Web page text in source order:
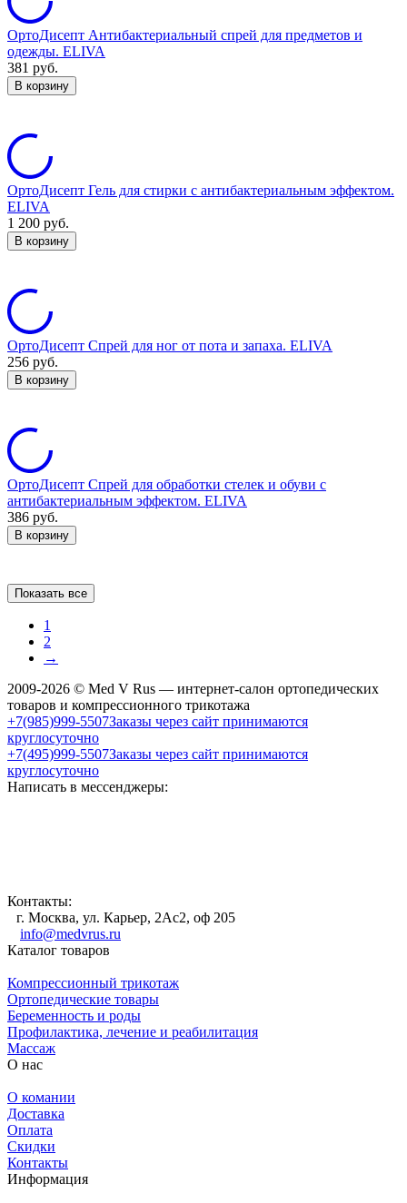
ОртоДисепт Антибактериальный спрей для предметов и
одежды. ELIVA
381 руб.
В корзину
ОртоДисепт Гель для стирки с антибактериальным эффектом.
ELIVA
1 200 руб.
В корзину
ОртоДисепт Спрей для ног от пота и запаха. ELIVA
256 руб.
В корзину
ОртоДисепт Спрей для обработки стелек и обуви с
антибактериальным эффектом. ELIVA
386 руб.
В корзину
Показать все
1
2
→
2009-2026 © Med V Rus — интернет-салон ортопедических
товаров и компрессионного трикотажа
+7(985)999-5507Заказы через сайт принимаются
круглосуточно
+7(495)999-5507Заказы через сайт принимаются
круглосуточно
Написать в мессенджеры:
Контакты:
г. Москва, ул. Карьер, 2Ас2, оф 205
info@medvrus.ru
Каталог товаров
Компрессионный трикотаж
Ортопедические товары
Беременность и роды
Профилактика, лечение и реабилитация
Массаж
О нас
О комании
Доставка
Оплата
Скидки
Контакты
Информация